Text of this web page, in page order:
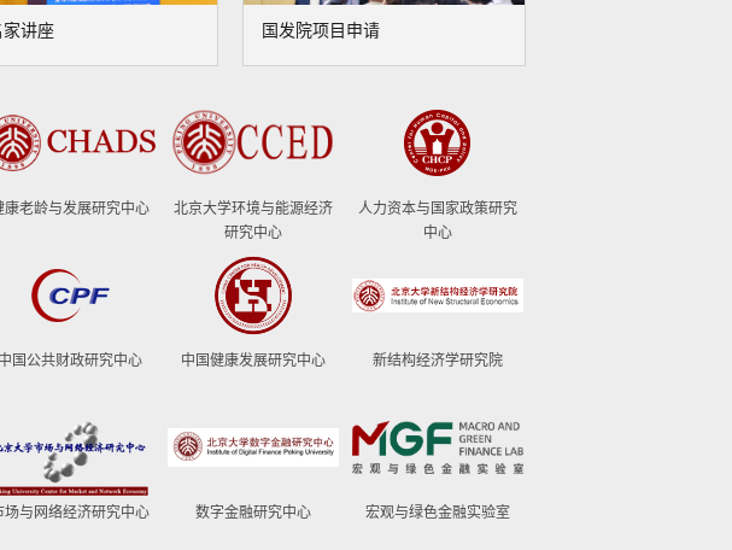
讲座 国发院项目申请
康老龄与发展研究中心
北京大学环境与能源经济
研究中心
人力资本与国家政策研究
中心
中国公共财政研究中心 中国健康发展研究中心 新结构经济学研究院
场与网络经济研究中心 数字金融研究中心 宏观与绿色金融实验室